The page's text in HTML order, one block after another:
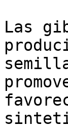
Las